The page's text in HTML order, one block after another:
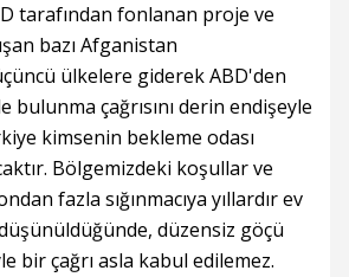
tarafından fonlanan proje ve
bazı Afganistan
ülkelere giderek ABD'den
bulunma çağrısını derin endişeyle
kimsenin bekleme odası
Bölgemizdeki koşullar ve
fazla sığınmacıya yıllardır ev
düzensiz göçü
bir çağrı asla kabul edilemez.